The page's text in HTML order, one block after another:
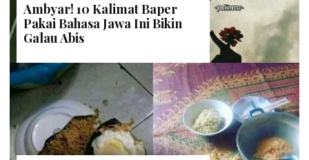
Ambyar! 10 Kalimat Baper
Pakai Bahasa Jawa Ini Bikin
Galau Abis